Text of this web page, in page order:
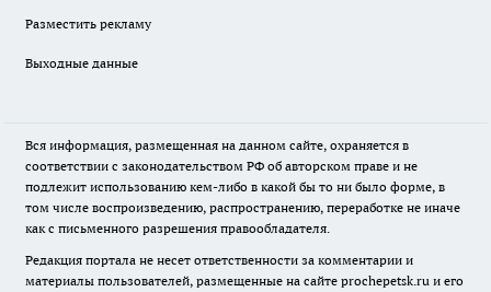
Разместить рекламу
Выходные данные
Вся информация, размещенная на данном сайте, охраняется в
соответствии с законодательством РФ об авторском праве и не
подлежит использованию кем-либо в какой бы то ни было форме, в
том числе воспроизведению, распространению, переработке не иначе
как с письменного разрешения правообладателя.
Редакция портала не несет ответственности за комментарии и
материалы пользователей, размещенные на сайте prochepetsk.ru и его